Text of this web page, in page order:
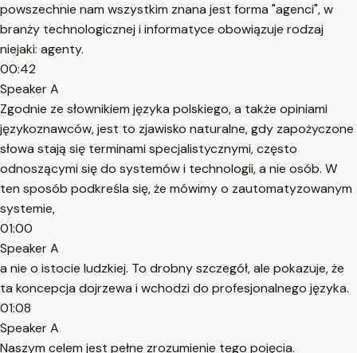
powszechnie nam wszystkim znana jest forma "agenci", w
branży technologicznej i informatyce obowiązuje rodzaj
niejaki: agenty.
00:42
Speaker A
Zgodnie ze słownikiem języka polskiego, a także opiniami
językoznawców, jest to zjawisko naturalne, gdy zapożyczone
słowa stają się terminami specjalistycznymi, często
odnoszącymi się do systemów i technologii, a nie osób. W
ten sposób podkreśla się, że mówimy o zautomatyzowanym
systemie,
01:00
Speaker A
a nie o istocie ludzkiej. To drobny szczegół, ale pokazuje, że
ta koncepcja dojrzewa i wchodzi do profesjonalnego języka.
01:08
Speaker A
Naszym celem jest pełne zrozumienie tego pojęcia.